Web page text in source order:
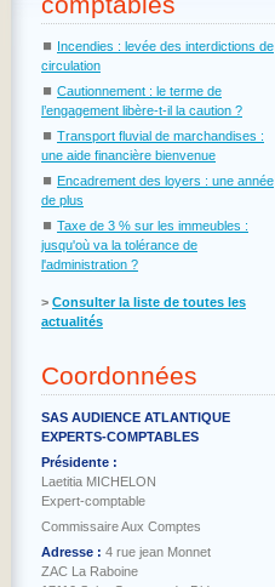
⏹ Incendies : levée des interdictions de
circulation
⏹ Cautionnement : le terme de
l’engagement libère-t-il la caution ?
⏹ Transport fluvial de marchandises :
une aide financière bienvenue
⏹ Encadrement des loyers : une année
de plus
⏹ Taxe de 3 % sur les immeubles :
jusqu'où va la tolérance de
l'administration ?
˃ Consulter la liste de toutes les
actualités
Coordonnées
SAS AUDIENCE ATLANTIQUE
EXPERTS-COMPTABLES
Présidente :
Laetitia MICHELON
Expert-comptable
Commissaire Aux Comptes
Adresse : 4 rue jean Monnet
ZAC La Raboine